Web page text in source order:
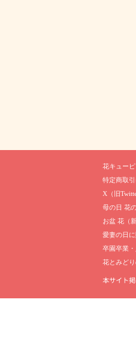
花キューピ
特定商取
X（旧
母の日 花
お盆 花（
愛妻の日
卒園卒業
花とみどり
本サイト